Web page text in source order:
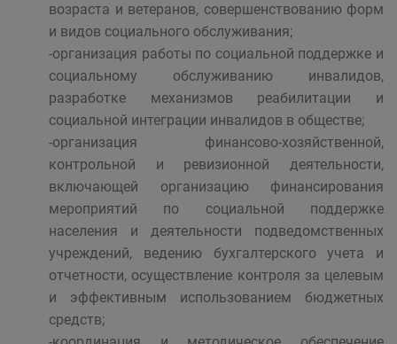
возраста и ветеранов, совершенствованию форм
и видов социального обслуживания;
-организация работы по социальной поддержке и
социальному обслуживанию инвалидов,
разработке механизмов реабилитации и
социальной интеграции инвалидов в обществе;
-организация финансово-хозяйственной,
контрольной и ревизионной деятельности,
включающей организацию финансирования
мероприятий по социальной поддержке
населения и деятельности подведомственных
учреждений, ведению бухгалтерского учета и
отчетности, осуществление контроля за целевым
и эффективным использованием бюджетных
средств;